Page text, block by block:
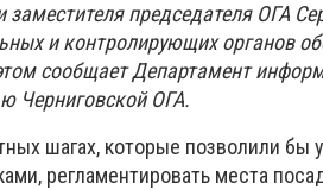
председателя ОГА
и контролирующих органов
сообщает Департамент
Черниговской ОГА.
шагах, которые позволили бы
регламентировать места